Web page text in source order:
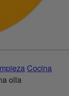
Cocina
olla